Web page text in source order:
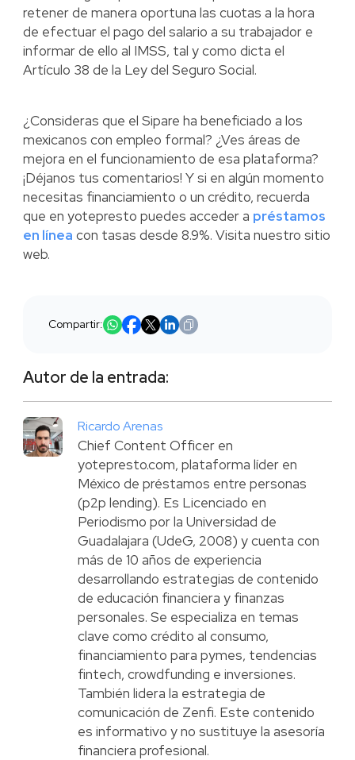
retener de manera oportuna las cuotas a la hora
de efectuar el pago del salario a su trabajador e
informar de ello al IMSS, tal y como dicta el
Artículo 38 de la Ley del Seguro Social.
¿Consideras que el Sipare ha beneficiado a los
mexicanos con empleo formal? ¿Ves áreas de
mejora en el funcionamiento de esa plataforma?
¡Déjanos tus comentarios! Y si en algún momento
necesitas financiamiento o un crédito, recuerda
que en yotepresto puedes acceder a préstamos
en línea con tasas desde 8.9%. Visita nuestro sitio
web.
Compartir:
Autor de la entrada:
Ricardo Arenas
Chief Content Officer en
yotepresto.com, plataforma líder en
México de préstamos entre personas
(p2p lending). Es Licenciado en
Periodismo por la Universidad de
Guadalajara (UdeG, 2008) y cuenta con
más de 10 años de experiencia
desarrollando estrategias de contenido
de educación financiera y finanzas
personales. Se especializa en temas
clave como crédito al consumo,
financiamiento para pymes, tendencias
fintech, crowdfunding e inversiones.
También lidera la estrategia de
comunicación de Zenfi. Este contenido
es informativo y no sustituye la asesoría
financiera profesional.